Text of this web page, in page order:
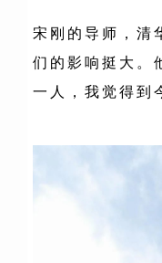
宋刚的导师，清
们的影响挺大。
一人，我觉得到